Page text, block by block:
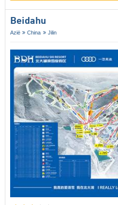
Beidahu
Azië China Jilin